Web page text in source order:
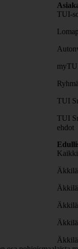
TUI-
TUI
TUI
ehdot